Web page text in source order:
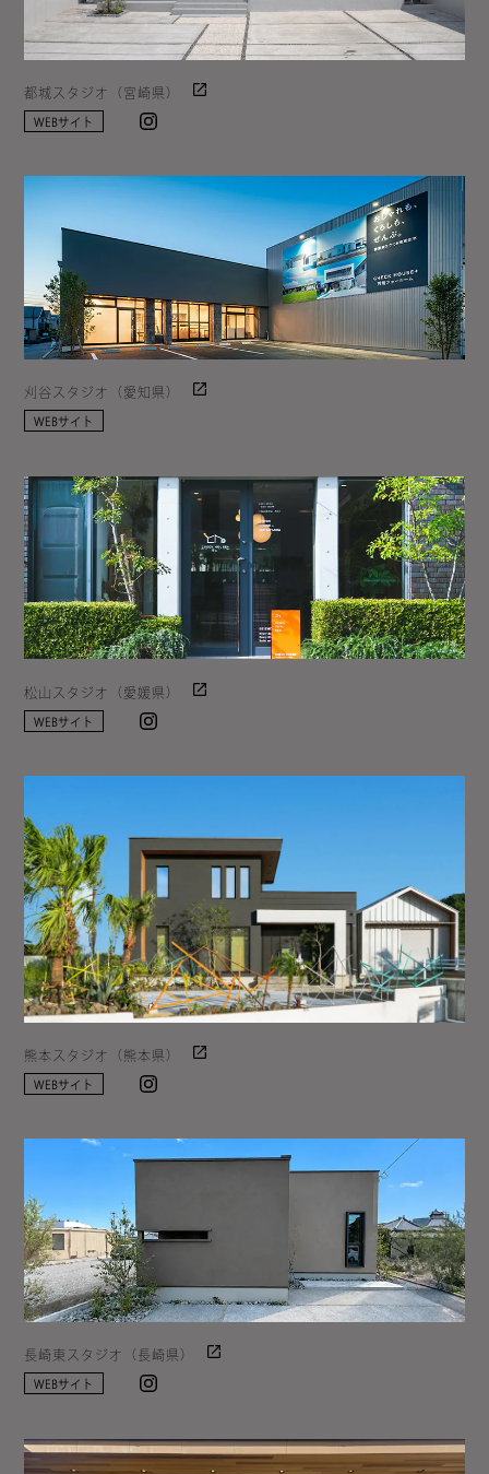
都城スタジオ（宮崎県）
WEBサイト
刈谷スタジオ（愛知県）
WEBサイト
松山スタジオ（愛媛県）
WEBサイト
熊本スタジオ（熊本県）
WEBサイト
長崎東スタジオ（長崎県）
WEBサイト